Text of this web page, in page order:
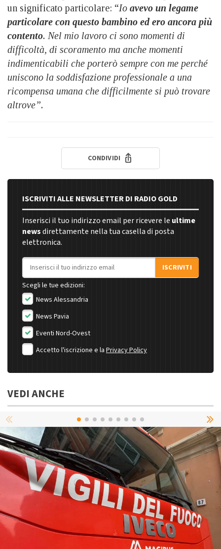
un significato particolare: “Io avevo un legame
particolare con questo bambino ed ero ancora più
contento. Nel mio lavoro ci sono momenti di
difficoltà, di scoramento ma anche momenti
indimenticabili che porterò sempre con me perché
uniscono la soddisfazione professionale a una
ricompensa umana che difficilmente si può trovare
altrove”.
CONDIVIDI
ISCRIVITI ALLE NEWSLETTER DI RADIO GOLD
Inserisci il tuo indirizzo email per ricevere le ultime
newsdirettamente nella tua casella di posta
elettronica.
Indirizzo email
ISCRIVITI
Scegli le tue edizioni:
News Alessandria
News Pavia
Eventi Nord-Ovest
Accetto l'iscrizione e la Privacy Policy
VEDI ANCHE